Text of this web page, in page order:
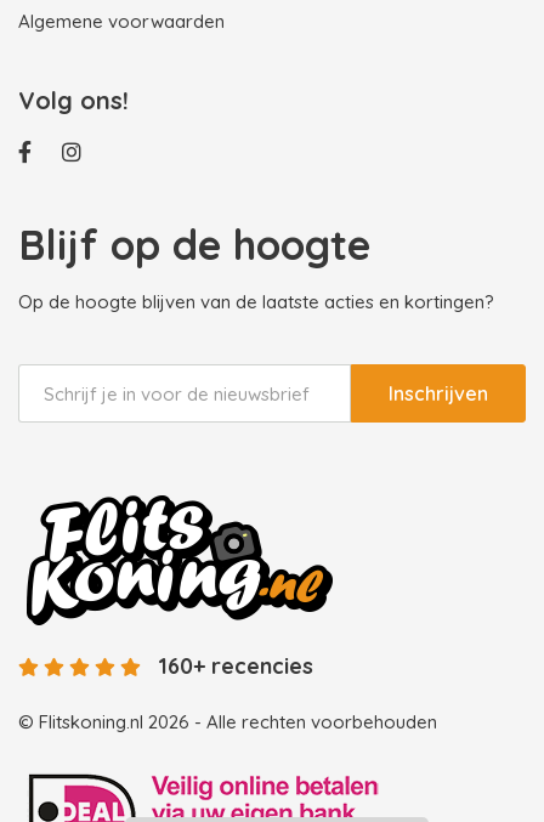
Algemene voorwaarden
Volg ons!
Blijf op de hoogte
Op de hoogte blijven van de laatste acties en kortingen?
Inschrijven
© Flitskoning.nl 2026 - Alle rechten voorbehouden
160+ recencies